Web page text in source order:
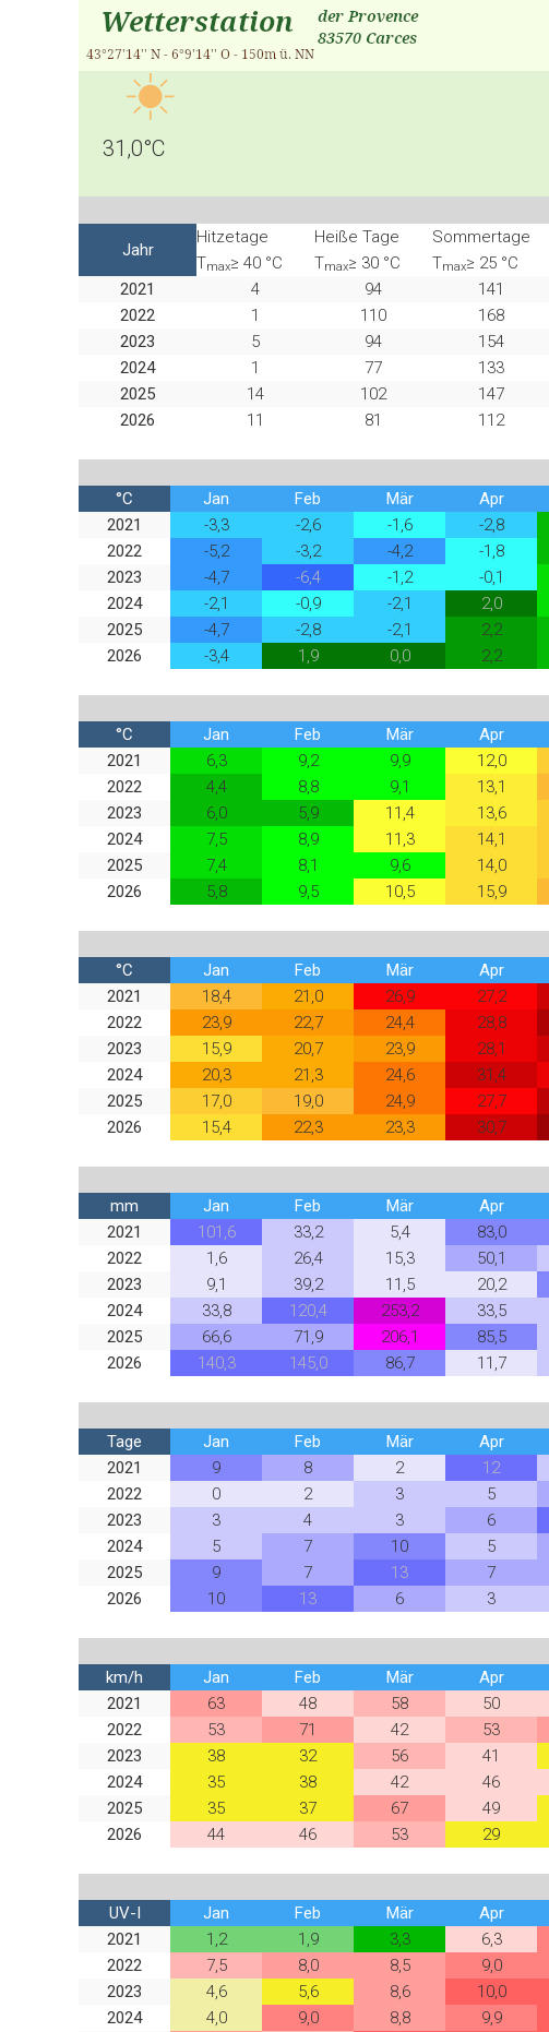
31,0°C
Jahr
Hitzetage
Tmax≥ 40 °C
Heiße Tage
Tmax≥ 30 °C
Sommertage
Tmax≥ 25 °C
2021
4 94 141
2022
1 110 168
2023
5 94 154
2024
1 77 133
2025
14 102 147
2026
11 81 112
°C
Jan Feb Mär Apr
2021
-3,3 -2,6 -1,6 -2,8
2022
-5,2 -3,2 -4,2 -1,8
2023
-4,7 -6,4 -1,2 -0,1
2024
-2,1 -0,9 -2,1 2,0
2025
-4,7 -2,8 -2,1 2,2
2026
-3,4 1,9 0,0 2,2
°C
Jan Feb Mär Apr
2021
6,3 9,2 9,9 12,0
2022
4,4 8,8 9,1 13,1
2023
6,0 5,9 11,4 13,6
2024
7,5 8,9 11,3 14,1
2025
7,4 8,1 9,6 14,0
2026
5,8 9,5 10,5 15,9
°C
Jan Feb Mär Apr
2021
18,4 21,0 26,9 27,2
2022
23,9 22,7 24,4 28,8
2023
15,9 20,7 23,9 28,1
2024
20,3 21,3 24,6 31,4
2025
17,0 19,0 24,9 27,7
2026
15,4 22,3 23,3 30,7
mm
Jan Feb Mär Apr
2021
101,6 33,2 5,4 83,0
2022
1,6 26,4 15,3 50,1
2023
9,1 39,2 11,5 20,2
2024
33,8 120,4 253,2 33,5
2025
66,6 71,9 206,1 85,5
2026
140,3 145,0 86,7 11,7
Tage
Jan Feb Mär Apr
2021
9 8 2 12
2022
0 2 3 5
2023
3 4 3 6
2024
5 7 10 5
2025
9 7 13 7
2026
10 13 6 3
km/h
Jan Feb Mär Apr
2021
63 48 58 50
2022
53 71 42 53
2023
38 32 56 41
2024
35 38 42 46
2025
35 37 67 49
2026
44 46 53 29
UV-I
Jan Feb Mär Apr
2021
1,2 1,9 3,3 6,3
2022
7,5 8,0 8,5 9,0
2023
4,6 5,6 8,6 10,0
2024
4,0 9,0 8,8 9,9